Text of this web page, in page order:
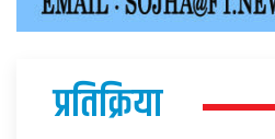
प्रतिक्रिया